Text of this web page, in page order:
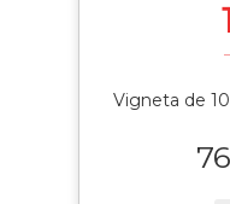
Vigneta de